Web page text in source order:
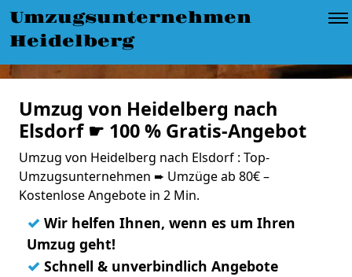
Umzugsunternehmen
Heidelberg
Umzug von Heidelberg nach
Elsdorf ☛ 100 % Gratis-Angebot
Umzug von Heidelberg nach Elsdorf : Top-
Umzugsunternehmen ➨ Umzüge ab 80€ –
Kostenlose Angebote in 2 Min.
✓ Wir helfen Ihnen, wenn es um Ihren
Umzug geht!
✓ Schnell & unverbindlich Angebote